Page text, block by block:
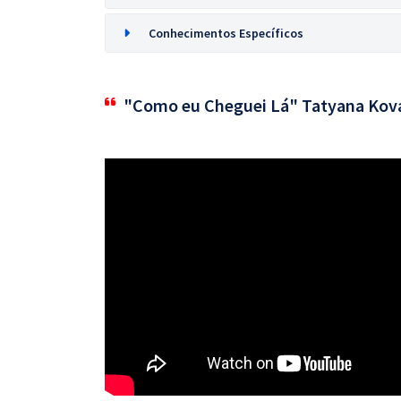
Conhecimentos Específicos
"Como eu Cheguei Lá" Tatyana